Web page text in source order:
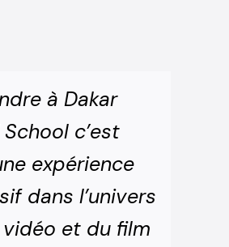
à Dakar
c’est
expérience
dans l’univers
et du film